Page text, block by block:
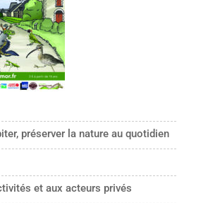
préserver la nature au quotidien
et aux acteurs privés